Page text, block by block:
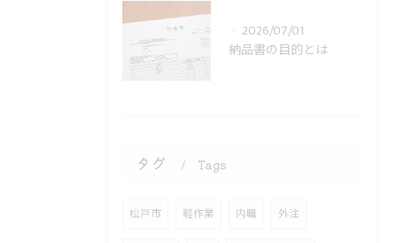
2026/07/01
納品書の目的とは
タグ Tags
松戸市 軽作業 内職 外注